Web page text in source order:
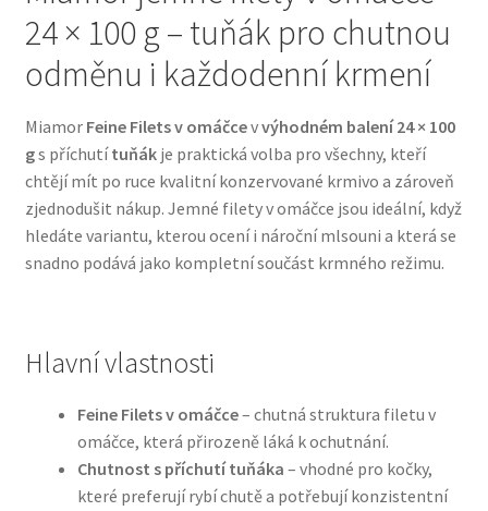
Bozita pro psy — Švédské krmivo s nordickou kvalitou
Granule pro psy
Natural Trainer pro psy — Italské krmivo s
přírodními složkami
Hill’s pro psy
Hračky pro psy
Konzervy a kapsičky pro psy
24 × 100 g – tuňák pro chutnou
odměnu i každodenní krmení
Miamor Feine Filets v omáčcevvýhodném balení 24 × 100
gs příchutítuňákje praktická volba pro všechny, kteří
chtějí mít po ruce kvalitní konzervované krmivo a zároveň
zjednodušit nákup. Jemné filety v omáčce jsou ideální, když
hledáte variantu, kterou ocení i nároční mlsouni a která se
snadno podává jako kompletní součást krmného režimu.
Hlavní vlastnosti
Feine Filets v omáčce– chutná struktura filetu v
omáčce, která přirozeně láká k ochutnání.
Chutnost s příchutí tuňáka – vhodné pro kočky,
které preferují rybí chutě a potřebují konzistentní